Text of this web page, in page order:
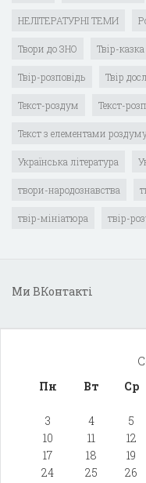
НЕЛІТЕРАТУРНІ ТЕМИ
Твори до ЗНО Твір-казка
Твір-розповідь Твір
Текст-роздум Текст-
Текст з елементами
Українська література
твори-народознавства
твір-мініатюра твір-
Ми ВКонтакті
Пн
Вт Ср
3
4 5
10
11 12
17
18 19
24
25 26